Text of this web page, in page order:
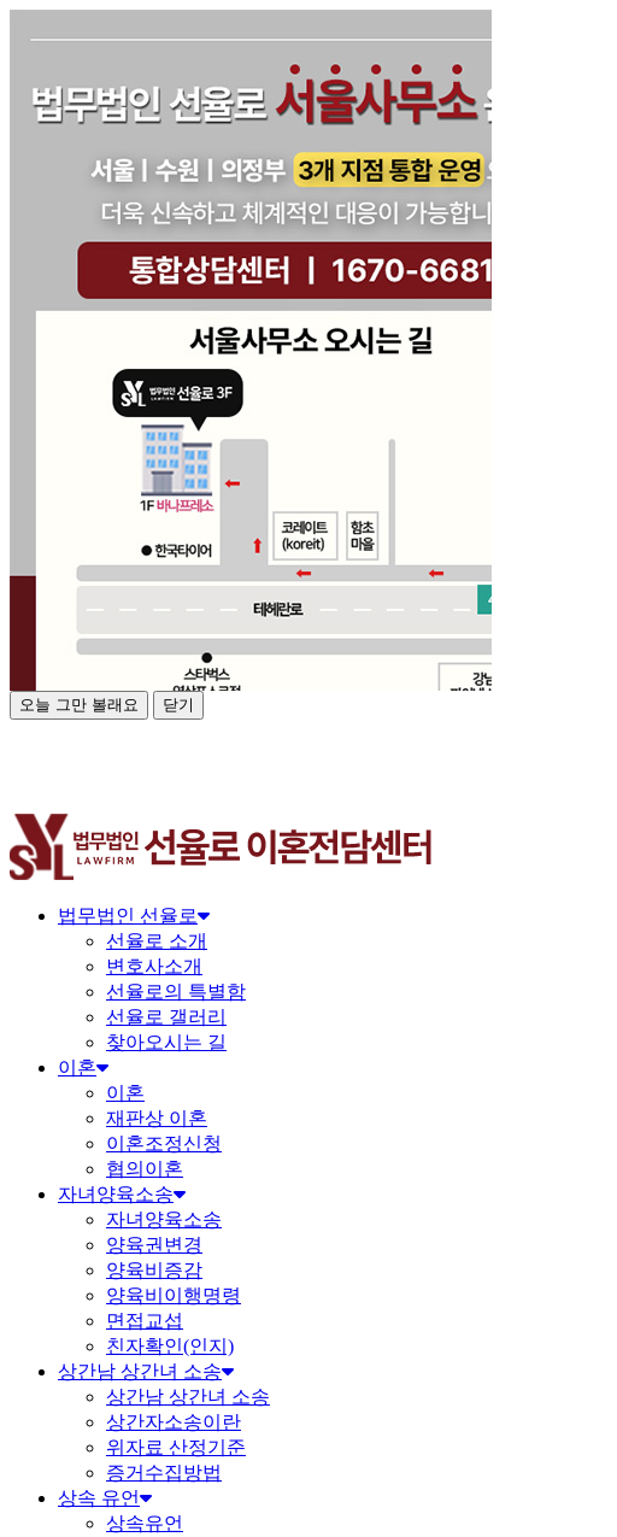
오늘 그만 볼래요 닫기
법무법인 선율로
선율로 소개
변호사소개
선율로의 특별함
선율로 갤러리
찾아오시는 길
이혼
이혼
재판상 이혼
이혼조정신청
협의이혼
자녀양육소송
자녀양육소송
양육권변경
양육비증감
양육비이행명령
면접교섭
친자확인(인지)
상간남 상간녀 소송
상간남 상간녀 소송
상간자소송이란
위자료 산정기준
증거수집방법
상속 유언
상속유언